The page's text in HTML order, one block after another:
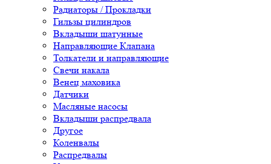
Радиаторы / Прокладки
Гильзы цилиндров
Вкладыши шатунные
Направляющие Клапана
Толкатели и направляющие
Свечи накала
Венец маховика
Датчики
Масляные насосы
Вкладыши распредвала
Другое
Коленвалы
Распредвалы